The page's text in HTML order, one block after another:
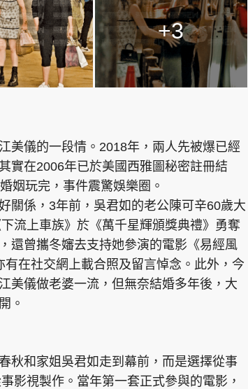
+3
美儀的一段情。2018年，兩人先被爆已經
實在2006年已於美國西雅圖秘密註冊結
姻玩完，事件震驚娛樂圈。
關係，3年前，吳君如的老公陳可辛60歲大
流上車族》於《萬千星輝頒獎典禮》勇奪
還曾攜冬嬸去支持她參演的電影《易經風
在社交網上載合照及留言悼念。此外，今
美儀做老婆一流，但無奈結婚多年後，大
。
秋和家姐吳君如走到幕前，而是選擇從事
影視製作。當年第一套正式參與的電影，